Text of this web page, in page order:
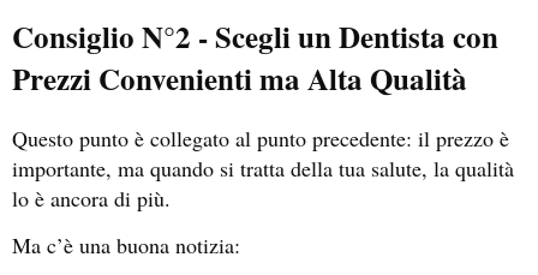
Consiglio N°2 - Scegli un Dentista con
Prezzi Convenienti ma Alta Qualità
Questo punto è collegato al punto precedente: il prezzo è
importante, ma quando si tratta della tua salute, la qualità
lo è ancora di più.
Ma c’è una buona notizia: